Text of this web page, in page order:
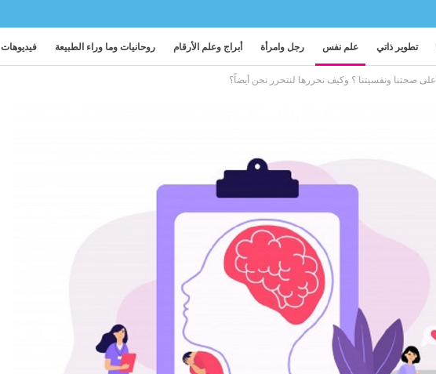
تطوير ذاتي علم نفس رجل وامرأة أبراج وعلم الأرقام روحانيات وما وراء الطبيعة فيديوهات
صحتنا ونفسيتنا ؟ وكيف نحررها لنتحرر نحن أيضاً؟